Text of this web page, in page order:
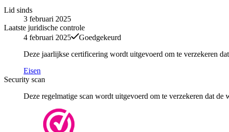
Lid sinds
3 februari 2025
Laatste juridische controle
4 februari 2025
Goedgekeurd
Deze jaarlijkse certificering wordt uitgevoerd om te verzekeren
Eisen
Security scan
Deze regelmatige scan wordt uitgevoerd om te verzekeren dat